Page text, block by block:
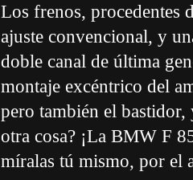
Los frenos, procedentes
ajuste convencional, y
doble canal de última
montaje excéntrico del
pero también el bastidor,
otra cosa? ¡La BMW F
míralas tú mismo, por el